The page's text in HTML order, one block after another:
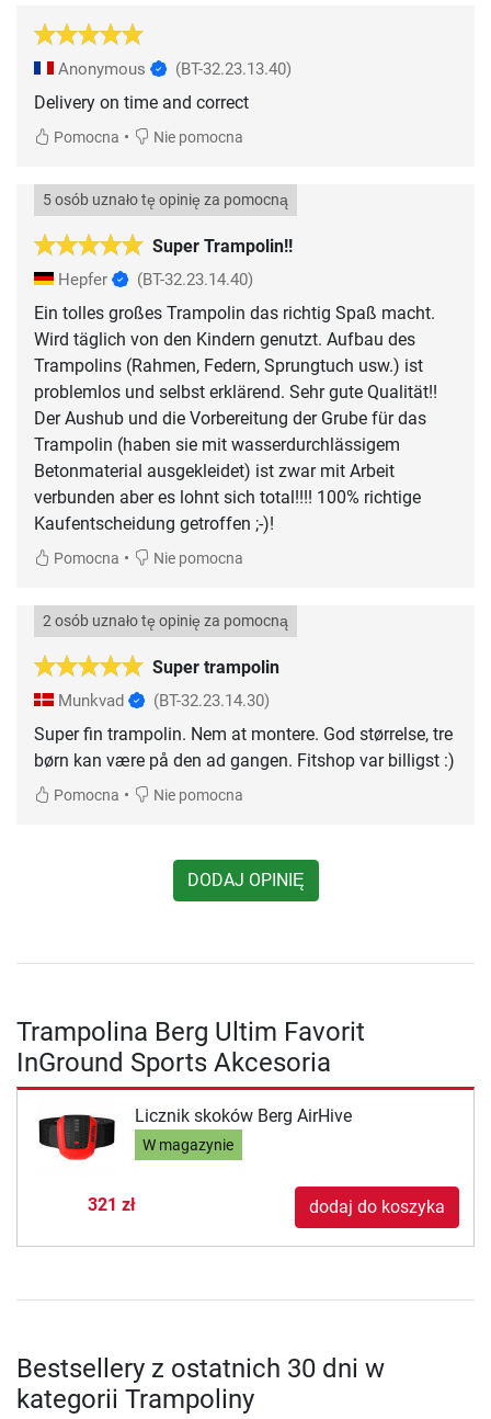
Anonymous (BT-32.23.13.40)
Delivery on time and correct
Pomocna • Nie pomocna
Super Trampolin!!
5 osób uznało tę opinię za pomocną
Hepfer (BT-32.23.14.40)
Ein tolles großes Trampolin das richtig Spaß macht.
Wird täglich von den Kindern genutzt. Aufbau des
Trampolins (Rahmen, Federn, Sprungtuch usw.) ist
problemlos und selbst erklärend. Sehr gute Qualität!!
Der Aushub und die Vorbereitung der Grube für das
Trampolin (haben sie mit wasserdurchlässigem
Betonmaterial ausgekleidet) ist zwar mit Arbeit
verbunden aber es lohnt sich total!!!! 100% richtige
Kaufentscheidung getroffen ;-)!
Pomocna • Nie pomocna
Super trampolin
2 osób uznało tę opinię za pomocną
Munkvad (BT-32.23.14.30)
Super fin trampolin. Nem at montere. God størrelse, tre
børn kan være på den ad gangen. Fitshop var billigst :)
Pomocna • Nie pomocna
DODAJ OPINIĘ
Trampolina Berg Ultim Favorit
InGround Sports Akcesoria
Licznik skoków Berg AirHive
W magazynie
321 zł dodaj do koszyka
Bestsellery z ostatnich 30 dni w
kategorii Trampoliny